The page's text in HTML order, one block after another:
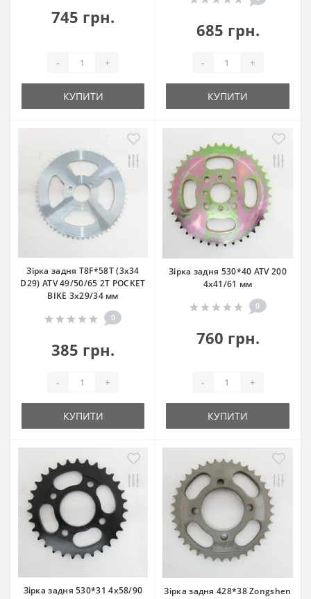
745 грн.
- +
КУПИТИ
685 грн.
- +
КУПИТИ
Зірка задня Т8F*58T (3x34
D29) ATV 49/50/65 2T POCKET
BIKE 3x29/34 мм
0
385 грн.
- +
КУПИТИ
Зірка задня 530*40 ATV 200
4x41/61 мм
0
760 грн.
- +
КУПИТИ
Зірка задня 530*31 4x58/90
Зірка задня 428*38 Zongshen